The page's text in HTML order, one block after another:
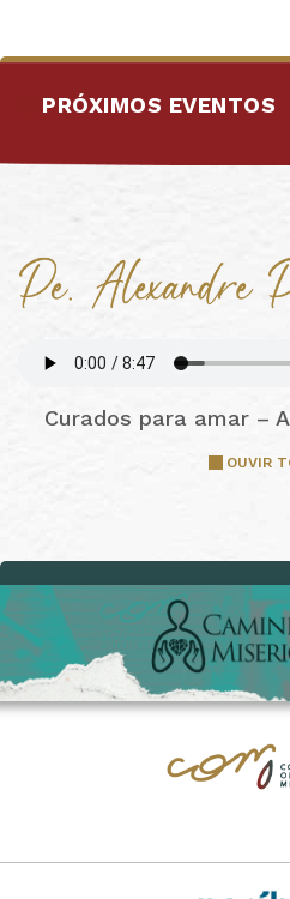
PRÓXIMOS EVENTOS
Curados para amar –
OUVIR